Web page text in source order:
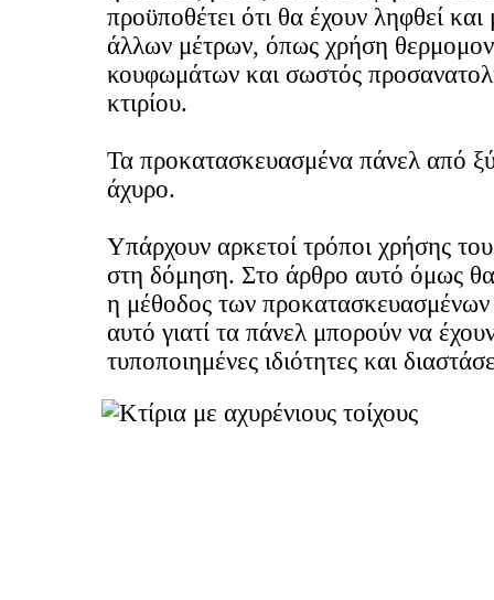
προϋποθέτει ότι θα έχουν ληφθεί και
άλλων μέτρων, όπως χρήση
κουφωμάτων και σωστός
κτιρίου.
Τα προκατασκευασμένα πάνελ από
άχυρο.
Υπάρχουν αρκετοί τρόποι χρήσης
στη δόμηση. Στο άρθρο αυτό όμως θα
η μέθοδος των προκατασκευασμένων
αυτό γιατί τα πάνελ μπορούν να
τυποποιημένες ιδιότητες και